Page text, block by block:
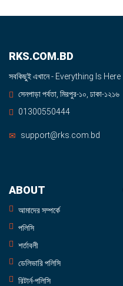
RKS.COM.BD
সবকিছুই এখানে - Everything Is Here
সেনপাড়া পর্বতা, মিরপুর-১০, ঢাকা-১২১৬
01300550444
support@rks.com.bd
ABOUT
আমাদের সম্পর্কে
পলিসি
শর্তাবলী
ডেলিভারি পলিসি
রিটার্ন-পলিসি